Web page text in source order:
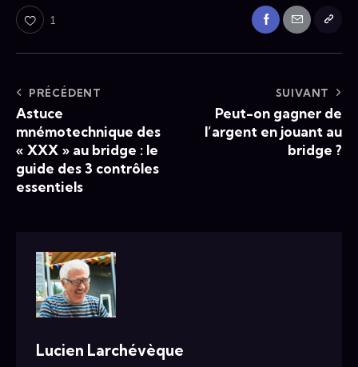
1
PRÉCÉDENT
Astuce
mnémotechnique des
« XXX » au bridge : le
guide des 3 contrôles
essentiels
SUIVANT
Peut-on gagner de
l’argent en jouant au
bridge ?
Lucien Larchévèque